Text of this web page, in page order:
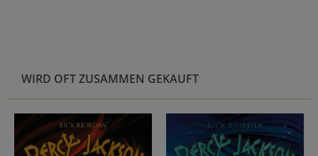
WIRD OFT ZUSAMMEN GEKAUFT